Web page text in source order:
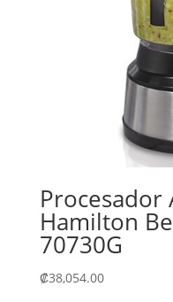
Procesador
Hamilton
70730G
₡38,054.00